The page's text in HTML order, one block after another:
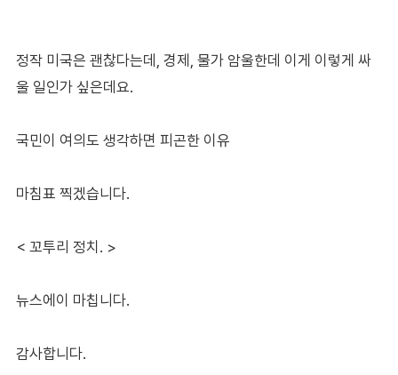
정작 미국은 괜찮다는데, 경제, 물가 암울한데 이게 이렇게 싸
울 일인가 싶은데요.
국민이 여의도 생각하면 피곤한 이유
마침표 찍겠습니다.
< 꼬투리 정치. >
뉴스에이 마칩니다.
감사합니다.